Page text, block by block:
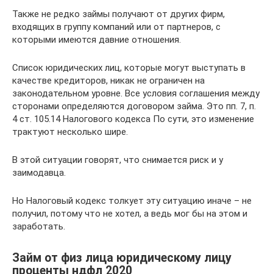
Также не редко займы получают от других фирм,
входящих в группу компаний или от партнеров, с
которыми имеются давние отношения.
Список юридических лиц, которые могут выступать в
качестве кредиторов, никак не ограничен на
законодательном уровне. Все условия соглашения между
сторонами определяются договором займа. Это пп. 7, п.
4 ст. 105.14 Налогового кодекса По сути, это изменение
трактуют несколько шире.
В этой ситуации говорят, что снимается риск и у
заимодавца.
Но Налоговый кодекс толкует эту ситуацию иначе – не
получил, потому что не хотел, а ведь мог бы на этом и
заработать.
Займ от физ лица юридическому лицу
проценты ндфл 2020